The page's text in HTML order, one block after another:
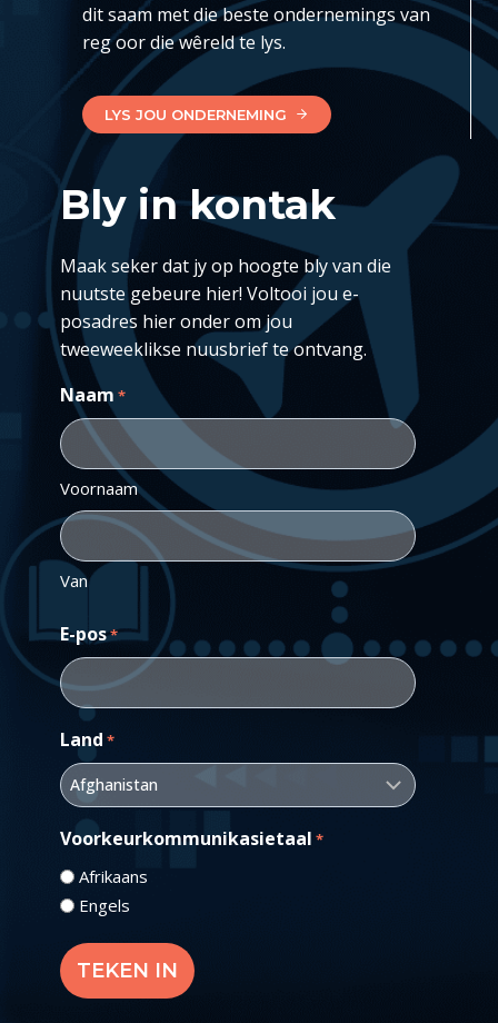
dit saam met die beste ondernemings van
reg oor die wêreld te lys.
LYS JOU ONDERNEMING
Bly in kontak
Maak seker dat jy op hoogte bly van die
nuutste gebeure hier! Voltooi jou e-
posadres hier onder om jou
tweeweeklikse nuusbrief te ontvang.
Naam *
Voornaam
Van
E-pos*
Land *
Voorkeurkommunikasietaal *
Afrikaans
Engels